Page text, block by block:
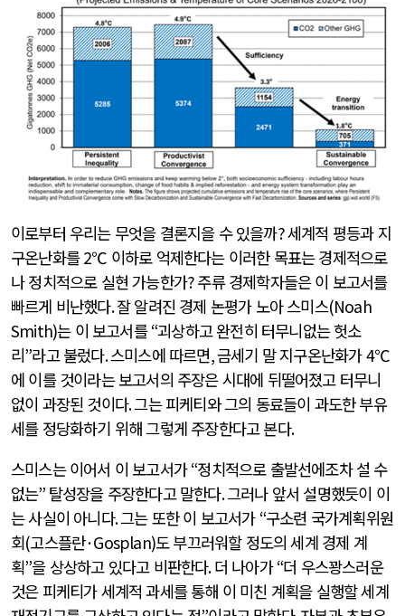
이로부터 우리는 무엇을 결론지을 수 있을까?세계적 평등과 지
구온난화를2℃ 이하로 억제한다는 이러한 목표는 경제적으로
나 정치적으로 실현 가능한가?주류 경제학자들은 이 보고서를
빠르게 비난했다.잘 알려진 경제 논평가 노아 스미스(Noah
Smith)는 이 보고서를“괴상하고 완전히 터무니없는 헛소
리”라고 불렀다.스미스에 따르면,금세기 말 지구온난화가4℃
에 이를 것이라는 보고서의 주장은 시대에 뒤떨어졌고 터무니
없이 과장된 것이다.그는 피케티와 그의 동료들이 과도한 부유
세를 정당화하기 위해 그렇게 주장한다고 본다.
스미스는 이어서 이 보고서가“정치적으로 출발선에조차 설 수
없는” 탈성장을 주장한다고 말한다.그러나 앞서 설명했듯이 이
는 사실이 아니다.그는 또한 이 보고서가 “구소련 국가계획위원
회(고스플란·Gosplan)도 부끄러워할 정도의 세계 경제 계
획”을 상상하고 있다고 비판한다.더 나아가“더 우스꽝스러운
것은 피케티가 세계적 과세를 통해 이 미친 계획을 실행할 세계